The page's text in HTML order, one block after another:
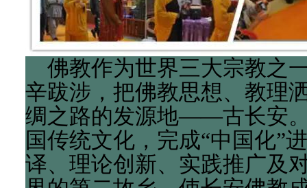
佛教作为世界三大宗教之
辛跋涉，把佛教思想、教理
绸之路的发源地——古长安
国传统文化，完成“中国化”
译、理论创新、实践推广及